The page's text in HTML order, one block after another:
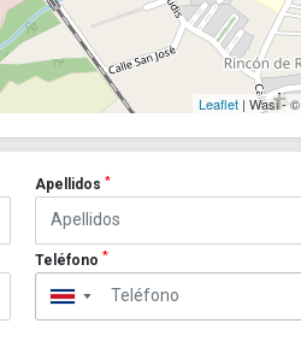
Leaflet | Wasi - ©
Apellidos *
Teléfono *
▼